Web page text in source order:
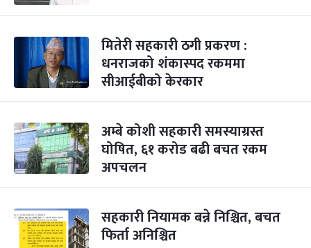
मितेरी सहकारी ठगी प्रकरण :
धनराजको शंकास्पद रकममा
सीआईबीको केरकार
अम्बे कोशी सहकारी समस्याग्रस्त
घोषित, ६१ करोड बढी बचत रकम
अपचलन
सहकारी नियामक बन्ने निश्चित, बचत
फिर्ता अनिश्चित